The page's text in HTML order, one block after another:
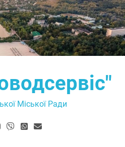
Міської Ради